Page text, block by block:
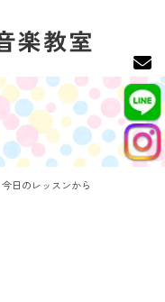
今日のレッスンから